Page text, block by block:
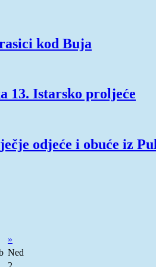
kod Buja
13. Istarsko proljeće
odjeće i obuće iz
»
Ned